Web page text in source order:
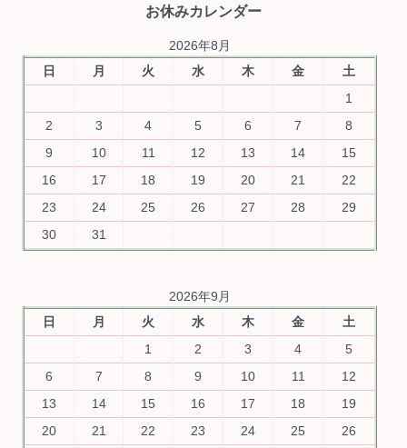
お休みカレンダー
2026年8月
日
月 火 水 木 金
土
1
2
3 4 5 6 7
8
9
10 11 12 13 14
15
16
17 18 19 20 21
22
23
24 25 26 27 28
29
30
31
2026年9月
日
月 火 水 木 金
土
1
2 3 4
5
6
7 8 9 10 11
12
13
14 15 16 17 18
19
20
21 22 23 24 25
26